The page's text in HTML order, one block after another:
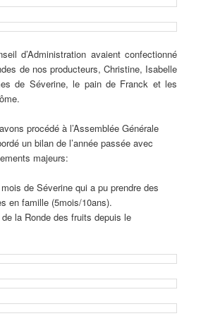
d’Administration avaient confectionné
de nos producteurs, Christine, Isabelle
de Séverine, le pain de Franck et les
procédé à l’Assemblée Générale
un bilan de l’année passée avec
majeurs:
de Séverine qui a pu prendre des
en famille (5mois/10ans).
la Ronde des fruits depuis le